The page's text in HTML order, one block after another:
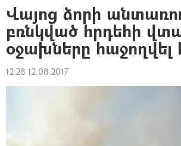
Վայոց ձորի
բռնկված հրդեհի
օջախները հաջողվել
12:28 12.08.2017